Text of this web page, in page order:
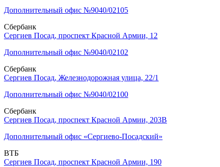
Дополнительный офис №9040/02105
Сбербанк
Сергиев Посад, проспект Красной Армии, 12
Дополнительный офис №9040/02102
Сбербанк
Сергиев Посад, Железнодорожная улица, 22/1
Дополнительный офис №9040/02100
Сбербанк
Сергиев Посад, проспект Красной Армии, 203В
Дополнительный офис «Сергиево-Посадский»
ВТБ
Сергиев Посад, проспект Красной Армии, 190